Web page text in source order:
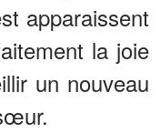
apparaissent
la joie
un nouveau